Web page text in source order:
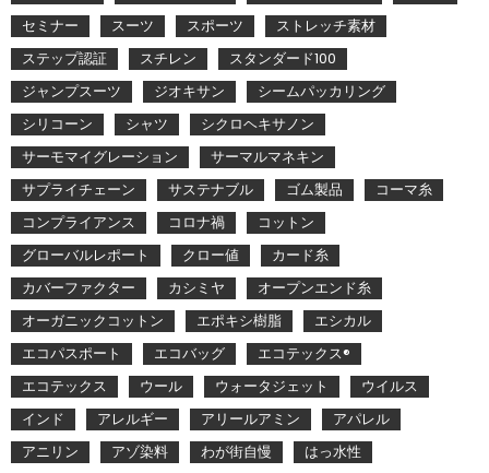
セミナー
スーツ スポーツ
ストレッチ素材
ステップ認証
スチレン
スタンダード100
ジャンプスーツ
ジオキサン
シームパッカリング
シリコーン
シャツ
シクロヘキサノン
サーモマイグレーション
サーマルマネキン
サプライチェーン
サステナブル ゴム製品
コーマ糸
コンプライアンス
コロナ禍
コットン
グローバルレポート
クロー値
カード糸
カバーファクター
カシミヤ
オープンエンド糸
オーガニックコットン
エポキシ樹脂
エシカル
エコパスポート
エコバッグ
エコテックス®
エコテックス
ウール ウォータジェット
ウイルス
インド
アレルギー アリールアミン
アパレル
アニリン
アゾ染料 わが街自慢
はっ水性